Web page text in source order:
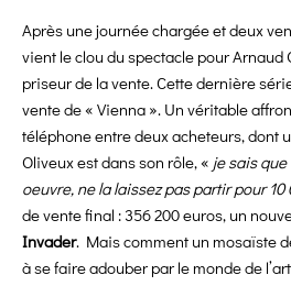
Après une journée chargée et deux
vient le clou du spectacle pour
priseur de la vente. Cette dernière
vente de « Vienna ». Un véritable
téléphone entre deux acheteurs, dont
Oliveux est dans son rôle, « je sais
oeuvre, ne la laissez pas partir pour 10
de vente final : 356 200 euros, un
Invader. Mais comment un mosaïste
à se faire adouber par le monde de